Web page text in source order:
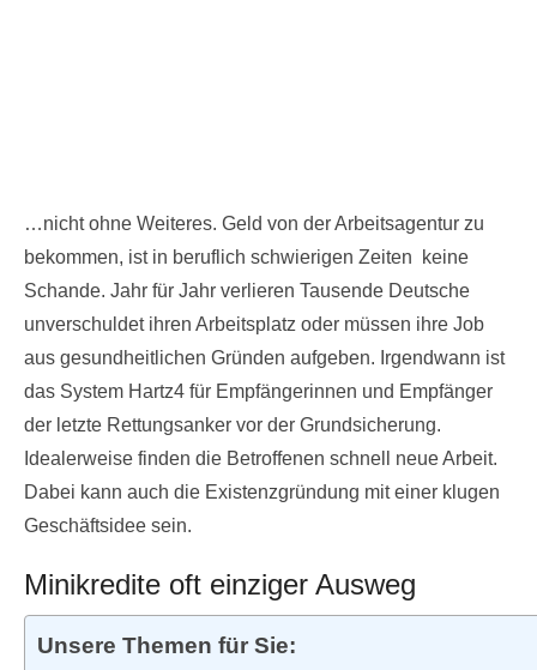
…nicht ohne Weiteres. Geld von der Arbeitsagentur zu
bekommen, ist in beruflich schwierigen Zeiten keine
Schande. Jahr für Jahr verlieren Tausende Deutsche
unverschuldet ihren Arbeitsplatz oder müssen ihre Job
aus gesundheitlichen Gründen aufgeben. Irgendwann ist
das System Hartz4 für Empfängerinnen und Empfänger
der letzte Rettungsanker vor der Grundsicherung.
Idealerweise finden die Betroffenen schnell neue Arbeit.
Dabei kann auch die Existenzgründung mit einer klugen
Geschäftsidee sein.
Minikredite oft einziger Ausweg
Unsere Themen für Sie: